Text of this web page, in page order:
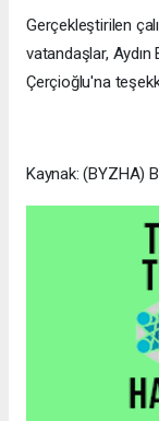
Gerçekleştirilen
vatandaşlar, Aydın
Çerçioğlu'na
Kaynak: (BYZHA)